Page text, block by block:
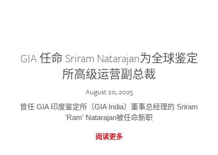
GIA 任命 Sriram Natarajan为全球鉴定
所高级运营副总裁
August 20, 2025
曾任 GIA 印度鉴定所（GIA India）董事总经理的 Sriram
'Ram' Natarajan被任命新职
阅读更多